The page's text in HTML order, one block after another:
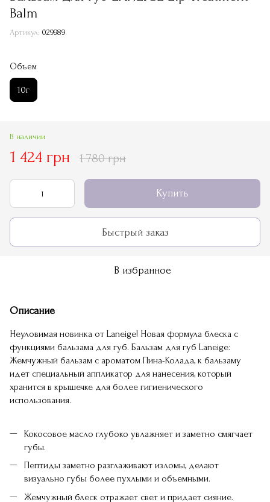
Balm
Артикул: 029989
Объем
10г
В наличии
1 424 грн 1 780 грн
Купить
Быстрый заказ
В избранное
Описание
Неуловимая новинка от Laneige! Новая формула блеска с
функциями бальзама для губ. Бальзам для губ Laneige:
Жемчужный бальзам с ароматом Пина-Колада, к бальзаму
идет специальный аппликатор для нанесения, который
хранится в крышечке для более гигиенического
использования.
Кокосовое масло глубоко увлажняет и заметно смягчает
губы.
Пептиды заметно разглаживают изломы, делают
визуально губы более пухлыми и объемными.
Жемчужный блеск отражает свет и придает сияние.